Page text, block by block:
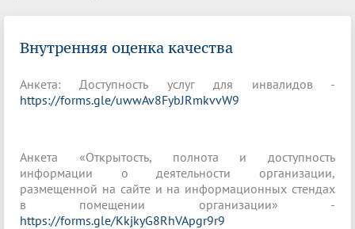
Внутренняя оценка качества
Анкета: Доступность услуг для инвалидов -
https://forms.gle/uwwAv8FybJRmkvvW9
Анкета «Открытость, полнота и доступность
информации о деятельности организации,
размещенной на сайте и на информационных стендах
в помещении организации» -
https://forms.gle/KkjkyG8RhVApgr9r9